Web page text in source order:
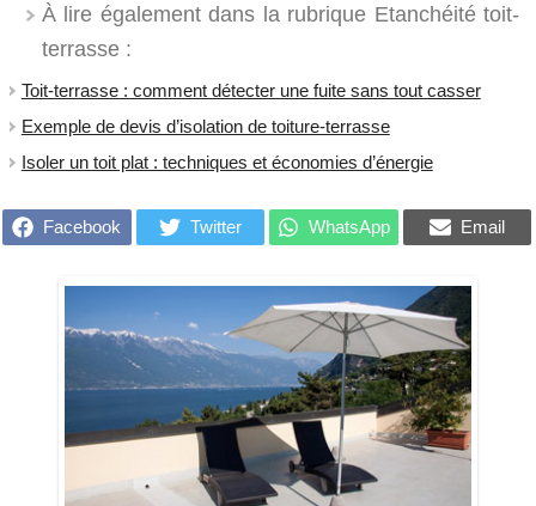
À lire également dans la rubrique Etanchéité toit-
terrasse :
Toit-terrasse : comment détecter une fuite sans tout casser
Exemple de devis d’isolation de toiture-terrasse
Isoler un toit plat : techniques et économies d’énergie
Facebook Twitter WhatsApp Email